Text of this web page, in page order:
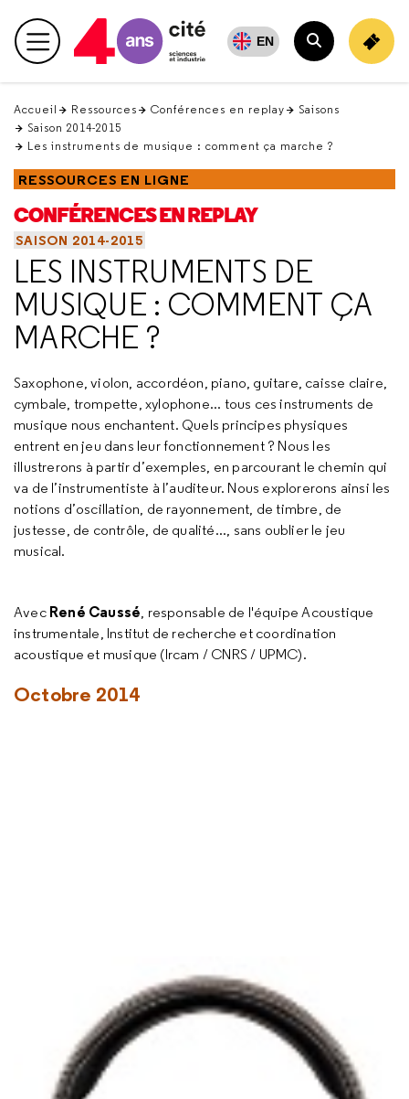
en
haut Menu principal EN
Rechercher
Accueil Ressources Conférences en replay
Saisons
Saison 2014-2015
Les instruments de musique : comment ça marche ?
RESSOURCES EN LIGNE
CONFÉRENCES EN REPLAY
SAISON 2014-2015
LES INSTRUMENTS DE
MUSIQUE : COMMENT ÇA
MARCHE ?
Saxophone, violon, accordéon, piano, guitare, caisse claire,
cymbale, trompette, xylophone... tous ces instruments de
musique nous enchantent. Quels principes physiques
entrent en jeu dans leur fonctionnement ? Nous les
illustrerons à partir d’exemples, en parcourant le chemin qui
va de l’instrumentiste à l’auditeur. Nous explorerons ainsi les
notions d’oscillation, de rayonnement, de timbre, de
justesse, de contrôle, de qualité..., sans oublier le jeu
musical.
Avec René Caussé, responsable de l'équipe Acoustique
instrumentale, Institut de recherche et coordination
acoustique et musique (Ircam / CNRS / UPMC).
Octobre 2014